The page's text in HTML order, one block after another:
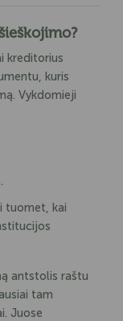
kreditorius
kuris
Vykdomieji
tuomet, kai
antstolis raštu
tam
Juose